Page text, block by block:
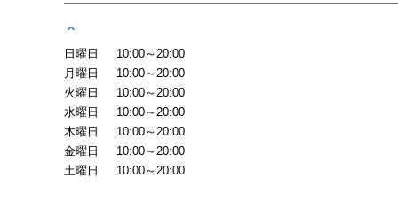
日曜日
10:00～20:00
月曜日
10:00～20:00
火曜日
10:00～20:00
水曜日
10:00～20:00
木曜日
10:00～20:00
金曜日
10:00～20:00
土曜日
10:00～20:00